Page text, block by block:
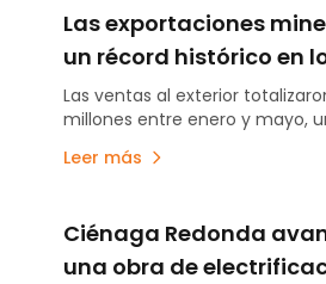
Las exportaciones
un récord histórico en
cinco meses de 2026
Las ventas al exterior
millones entre enero y mayo,
en igual período de 2025,
crecimiento del litio y el alza de
Leer más
Ciénaga Redonda
una obra de